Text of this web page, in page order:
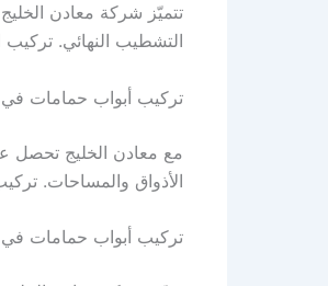
تتميّز شركة معادن
التشطيب النهائي.
تركيب أبواب حمامات
مع معادن الخليج تحصل
الأذواق والمساحات.
تركيب أبواب حمامات في